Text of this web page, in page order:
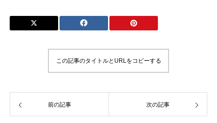
この記事のタイトルとURLをコピーする
前の記事 次の記事